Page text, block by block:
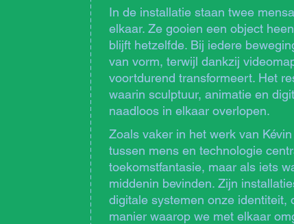
In de installatie staan twee
elkaar. Ze gooien een object
blijft hetzelfde. Bij iedere
van vorm, terwijl dankzij
voortdurend transformeert. Het
waarin sculptuur, animatie en
naadloos in elkaar overlopen.
Zoals vaker in het werk van
tussen mens en technologie
toekomstfantasie, maar als iets
middenin bevinden. Zijn
digitale systemen onze identiteit,
manier waarop we met elkaar